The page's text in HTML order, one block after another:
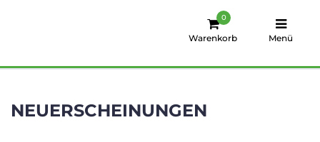
Warenkorb
0
Menü
humboldt
Sale!
NEUERSCHEINUNGEN